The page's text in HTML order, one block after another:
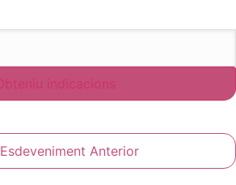
Esdeveniment Anterior